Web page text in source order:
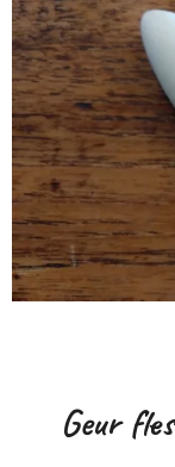
Geur